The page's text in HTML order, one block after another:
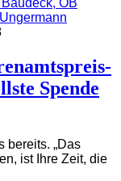
Spende
bereits. „Das
ist Ihre Zeit, die